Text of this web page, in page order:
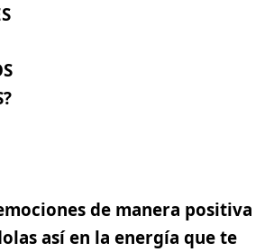
de manera positiva
así en la energía que te